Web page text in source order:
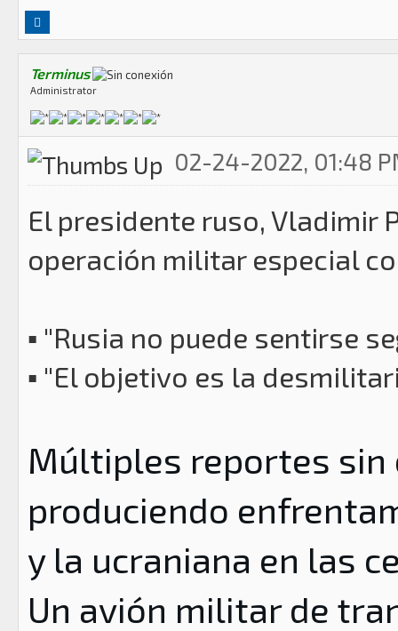
Terminus
Administrator
02-24-2022, 01:48
El presidente ruso, Vladimir
operación militar especial
▪️ "Rusia no puede sentirse
▪️ "El objetivo es la
Múltiples reportes sin
produciendo
y la ucraniana en las
Un avión militar de